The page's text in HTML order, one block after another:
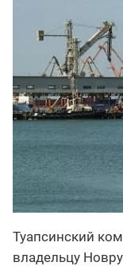
Туапсинский
владельцу